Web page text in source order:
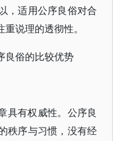
，适用公序良俗对合
说理的透彻性。
良俗的比较优势
具有权威性。公序良
秩序与习惯，没有经